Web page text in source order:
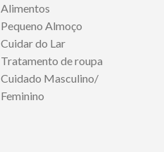
Alimentos
Pequeno Almoço
Cuidar do Lar
Tratamento de roupa
Cuidado Masculino/
Feminino